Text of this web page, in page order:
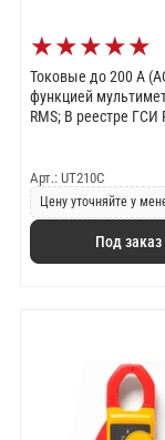
★★★★★
Токовые до 200 А
функцией
RMS; В реестре ГСИ
Арт.: UT210C
Цену уточняйте у
Под заказ